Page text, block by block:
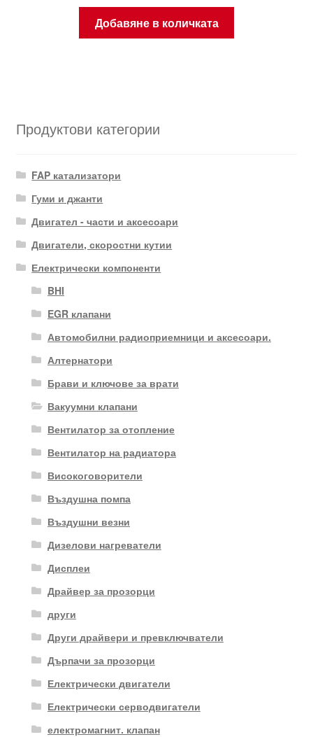
Добавяне в количката
Продуктови категории
FAP катализатори
Гуми и джанти
Двигател - части и аксесоари
Двигатели, скоростни кутии
Електрически компоненти
BHI
EGR клапани
Автомобилни радиоприемници и аксесоари.
Алтернатори
Брави и ключове за врати
Вакуумни клапани
Вентилатор за отопление
Вентилатор на радиатора
Високоговорители
Въздушна помпа
Въздушни везни
Дизелови нагреватели
Дисплеи
Драйвер за прозорци
други
Други драйвери и превключватели
Дърпачи за прозорци
Електрически двигатели
Електрически серводвигатели
електромагнит. клапан